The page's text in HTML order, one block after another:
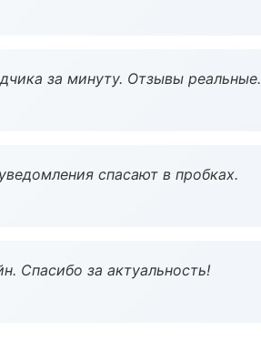
за минуту. Отзывы реальные.
спасают в пробках.
Спасибо за актуальность!